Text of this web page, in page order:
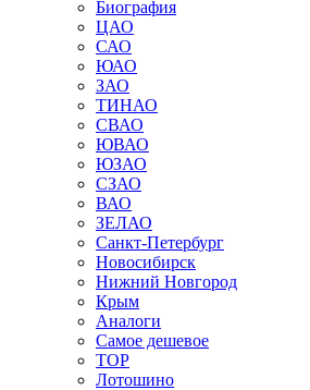
Биография
ЦАО
САО
ЮАО
ЗАО
ТИНАО
СВАО
ЮВАО
ЮЗАО
СЗАО
ВАО
ЗЕЛАО
Санкт-Петербург
Новосибирск
Нижний Новгород
Крым
Аналоги
Самое дешевое
TOP
Лотошино